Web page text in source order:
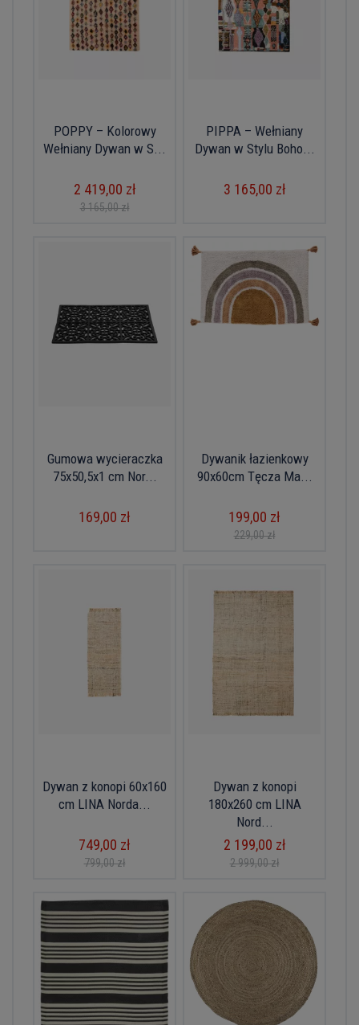
POPPY – Kolorowy
Wełniany Dywan w S...
2 419,00 zł
3 165,00 zł
PIPPA – Wełniany
Dywan w Stylu Boho...
3 165,00 zł
Gumowa wycieraczka
75x50,5x1 cm Nor...
169,00 zł
Dywanik łazienkowy
90x60cm Tęcza Ma...
199,00 zł
229,00 zł
Dywan z konopi 60x160
cm LINA Norda...
749,00 zł
799,00 zł
Dywan z konopi
180x260 cm LINA
Nord...
2 199,00 zł
2 999,00 zł